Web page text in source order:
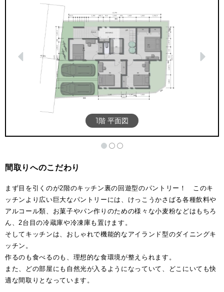
1階 平面図
間取りへのこだわり
まず目を引くのが2階のキッチン裏の回遊型のパントリー！ このキ
ッチンより広い巨大なパントリーには、けっこうかさばる各種飲料や
アルコール類、お菓子やパン作りのための様々な小麦粉などはもちろ
ん、2台目の冷蔵庫や冷凍庫も置けます。
そしてキッチンは、おしゃれで機能的なアイランド型のダイニングキ
ッチン。
作るのも食べるのも、理想的な食環境が整えられます。
また、どの部屋にも自然光が入るようになっていて、どこにいても快
適な間取りとなっています。